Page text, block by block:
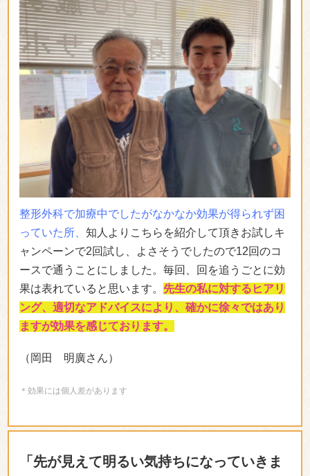
整形外科で加療中でしたがなかなか効果が得られず困
っていた所、 知人よりこちらを紹介して頂きお試しキ
ャンペーンで2回試し、よさそうでしたので12回のコ
ースで通うことにしました。毎回、回を追うごとに効
果は表れていると思います。 先生の私に対するヒアリ
ング、適切なアドバイスにより、確かに徐々ではあり
ますが効果を感じております。
（岡田 明廣さん）
＊効果には個人差があります
「先が見えて明るい気持ちになっていきま